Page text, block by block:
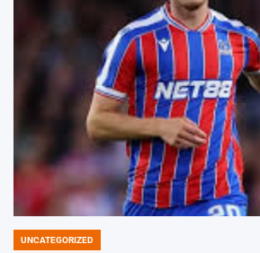
POSTED
UNCATEGORIZED